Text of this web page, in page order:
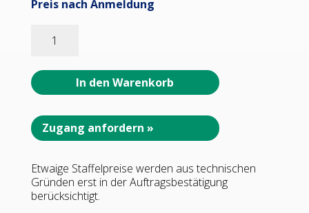
Preis nach Anmeldung
Chalet
Glastür-
Beschlagfür
Glas-
Wand
eckige
Form•
Basismaterial:
In den Warenkorb
Zugang anfordern »
Etwaige Staffelpreise werden aus technischen
Gründen erst in der Auftragsbestätigung
berücksichtigt.